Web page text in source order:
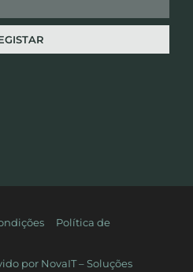
Política de
por NovaIT – Soluções